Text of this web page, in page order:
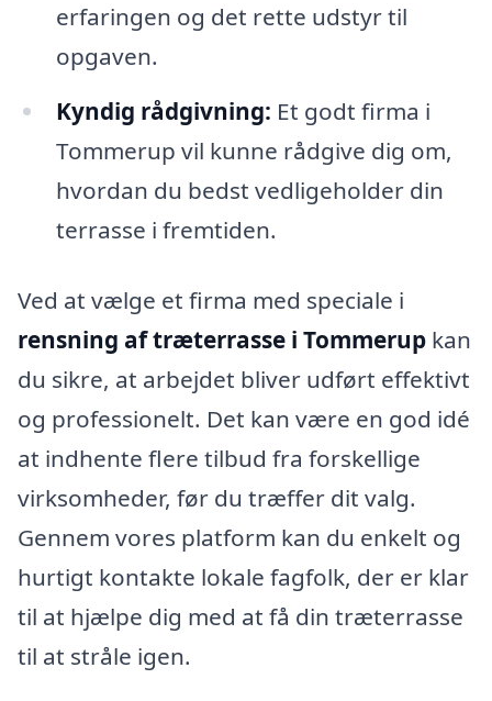
erfaringen og det rette udstyr til
opgaven.
Kyndig rådgivning: Et godt firma i
Tommerup vil kunne rådgive dig om,
hvordan du bedst vedligeholder din
terrasse i fremtiden.
Ved at vælge et firma med speciale i
rensning af træterrasse i Tommerup kan
du sikre, at arbejdet bliver udført effektivt
og professionelt. Det kan være en god idé
at indhente flere tilbud fra forskellige
virksomheder, før du træffer dit valg.
Gennem vores platform kan du enkelt og
hurtigt kontakte lokale fagfolk, der er klar
til at hjælpe dig med at få din træterrasse
til at stråle igen.